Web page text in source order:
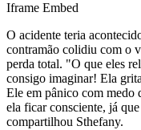
Iframe Embed
O acidente teria
contramão colidiu com o
perda total. "O que eles
consigo imaginar! Ela
Ele em pânico com medo
ela ficar consciente, já
compartilhou Sthefany.